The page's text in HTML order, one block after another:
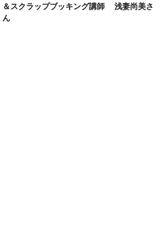
＆スクラップブッキング講師 浅妻尚美さ
ん